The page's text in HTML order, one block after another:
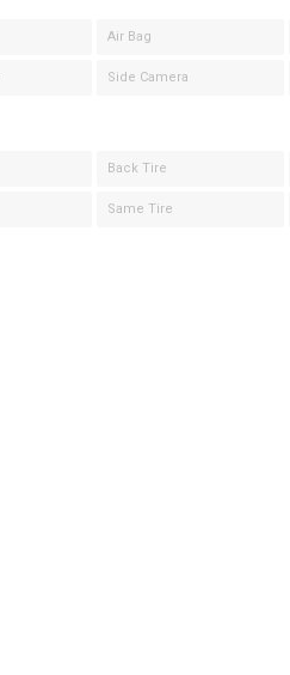
Air Bag
Side Camera
Back Tire
Same Tire